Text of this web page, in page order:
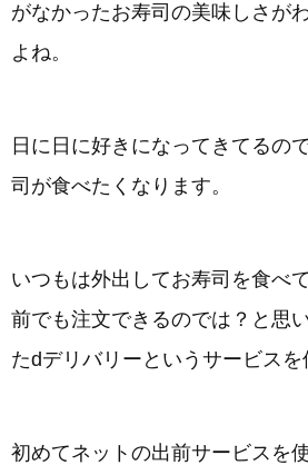
がなかったお寿司の美味しさが
よね。
日に日に好きになってきてるの
司が食べたくなります。
いつもは外出してお寿司を食べ
前でも注文できるのでは？と思
たdデリバリーというサービスを
初めてネットの出前サービスを